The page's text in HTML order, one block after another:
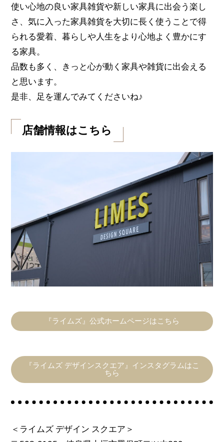
使い心地の良い家具雑貨や新しい家具に出会う楽し
さ、気に入った家具雑貨を大切に長く使うことで得
られる愛着、暮らしや人生をより心地よく豊かにす
る家具。
品数も多く、きっと心が動く家具や雑貨に出会える
と思います。
是非、足を運んでみてくださいね♪
店舗情報はこちら
『ライムズ』公式ホームページはこちら
『ライムズ デザインスクエア』インスタグラムはこ
ちら
＜ライムズ デザイン スクエア＞